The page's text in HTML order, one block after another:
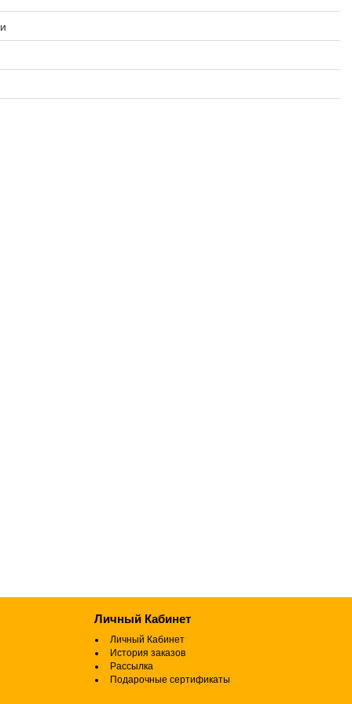
Личный Кабинет
Личный Кабинет
История заказов
Рассылка
Подарочные сертификаты